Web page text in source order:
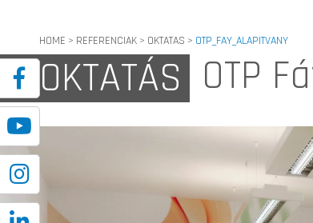
HOME > REFERENCIAK> OKTATAS > OTP_FAY_ALAPITVANY
OKTATÁS OTP